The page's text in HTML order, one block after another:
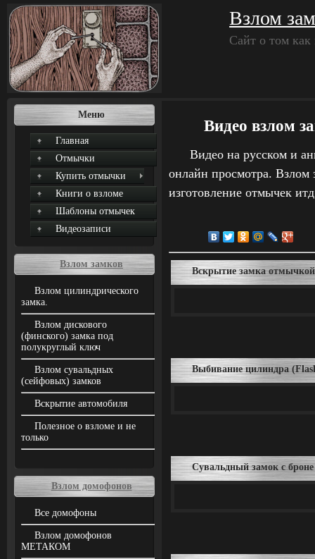
Взлом
Сайт о том как
Меню
Главная
Отмычки
Купить отмычки
Книги о взломе
Шаблоны отмычек
Видеозаписи
Взлом замков
Взлом цилиндрического
замка.
Взлом дискового
(финского) замка под
полукруглый ключ
Взлом сувальдных
(сейфовых) замков
Вскрытие автомобиля
Полезное о взломе и не
только
Взлом домофонов
Все домофоны
Взлом домофонов
МЕТАКОМ
Видео взлом
Видео на русском и
онлайн просмотра.
изготовление отмычек
Вскрытие замка
Выбивание цилиндра
Сувальдный замок с